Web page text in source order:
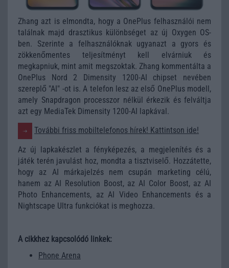
Zhang azt is elmondta, hogy a OnePlus felhasználói nem
találnak majd drasztikus különbséget az új Oxygen OS-
ben. Szerinte a felhasználóknak ugyanazt a gyors és
zökkenőmentes teljesítményt kell elvárniuk és
megkapniuk, mint amit megszoktak. Zhang kommentálta a
OnePlus Nord 2 Dimensity 1200-AI chipset nevében
szereplő "AI" -ot is. A telefon lesz az első OnePlus modell,
amely Snapdragon processzor nélkül érkezik és felváltja
azt egy MediaTek Dimensity 1200-AI lapkával.
További friss mobiltelefonos hírek! Kattintson ide!
Az új lapkakészlet a fényképezés, a megjelenítés és a
játék terén javulást hoz, mondta a tisztviselő. Hozzátette,
hogy az AI márkajelzés nem csupán marketing célú,
hanem az AI Resolution Boost, az AI Color Boost, az AI
Photo Enhancements, az AI Video Enhancements és a
Nightscape Ultra funkciókat is meghozza.
A cikkhez kapcsolódó linkek:
Phone Arena